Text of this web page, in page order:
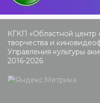
КГКП «Областной центр
творчества и
Управления культуры
2016-2026